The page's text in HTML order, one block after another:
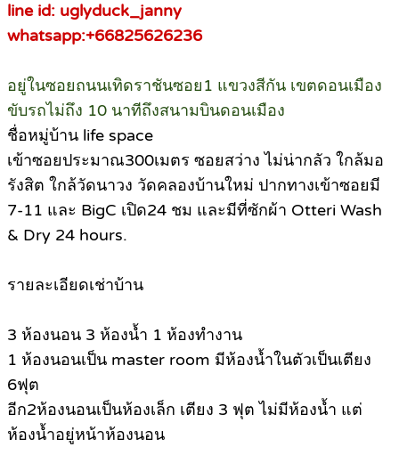
line id: uglyduck_janny
whatsapp:+66825626236
อยู่ในซอยถนนเทิดราชันซอย1 แขวงสีกัน เขตดอนเมือง
ขับรถไม่ถึง 10 นาทีถึงสนามบินดอนเมือง
ชื่อหมู่บ้าน life space
เข้าซอยประมาณ300เมตร ซอยสว่าง ไม่น่ากลัว ใกล้มอ
รังสิต ใกล้วัดนาวง วัดคลองบ้านใหม่ ปากทางเข้าซอยมี
7-11 และ BigC เปิด24 ชม และมีที่ซักผ้า Otteri Wash
& Dry 24 hours.
รายละเอียดเช่าบ้าน
3 ห้องนอน 3 ห้องน้ำ 1 ห้องทำงาน
1 ห้องนอนเป็น master room มีห้องน้ำในตัวเป็นเตียง
6ฟุต
อีก2ห้องนอนเป็นห้องเล็ก เตียง 3 ฟุต ไม่มีห้องน้ำ แต่
ห้องน้ำอยู่หน้าห้องนอน